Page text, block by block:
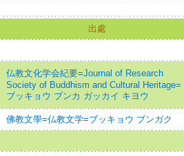
出處
仏教文化学会紀要=Journal of Research
Society of Buddhism and Cultural Heritage=
ブッキョウ ブンカ ガッカイ キヨウ
佛教文學=仏教文学=ブッキョウ ブンガク